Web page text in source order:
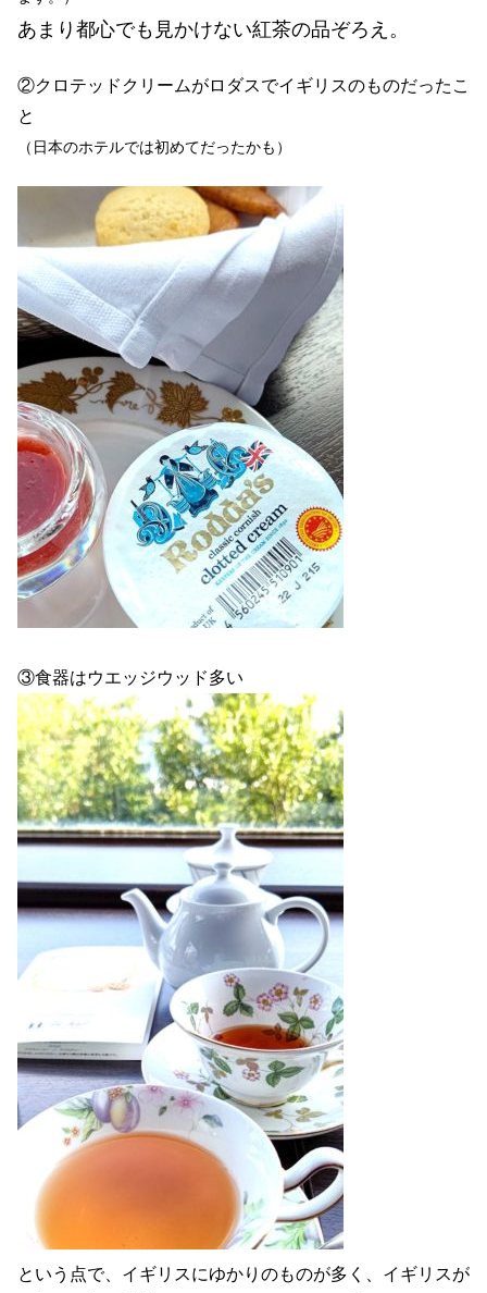
あまり都心でも見かけない紅茶の品ぞろえ。
②クロテッドクリームがロダスでイギリスのものだったこ
と
（日本のホテルでは初めてだったかも）
③食器はウエッジウッド多い
という点で、イギリスにゆかりのものが多く、イギリスが